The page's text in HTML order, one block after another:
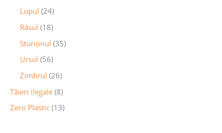
Lupul (24)
Râsul (18)
Sturionul (35)
Ursul (56)
Zimbrul (26)
Tăieri ilegale (8)
Zero Plastic (13)